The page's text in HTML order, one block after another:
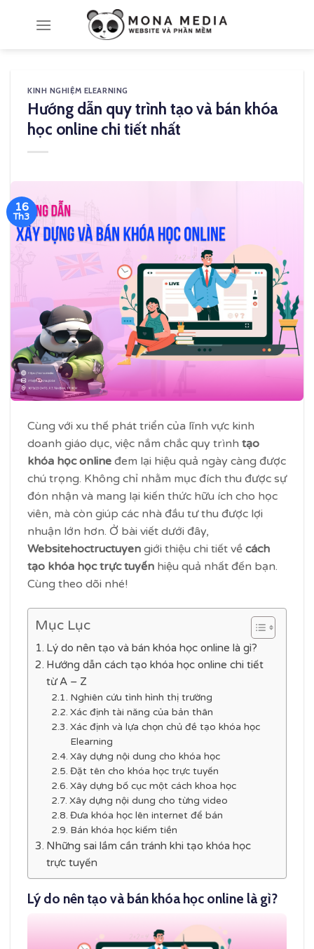
KINH NGHIỆM ELEARNING
Hướng dẫn quy trình tạo và bán khóa
học online chi tiết nhất
16
Th3
Cùng với xu thế phát triển của lĩnh vực kinh
doanh giáo dục, việc nắm chắc quy trình tạo
khóa học online đem lại hiệu quả ngày càng được
chú trọng. Không chỉ nhằm mục đích thu được sự
đón nhận và mang lại kiến thức hữu ích cho học
viên, mà còn giúp các nhà đầu tư thu được lợi
nhuận lớn hơn. Ở bài viết dưới đây,
Websitehoctructuyen giới thiệu chi tiết về cách
tạo khóa học trực tuyến hiệu quả nhất đến bạn.
Cùng theo dõi nhé!
Mục Lục
Lý do nên tạo và bán khóa học online là gì?
Hướng dẫn cách tạo khóa học online chi tiết
từ A – Z
Nghiên cứu tình hình thị trường
Xác định tài năng của bản thân
Xác định và lựa chọn chủ đề tạo khóa học
Elearning
Xây dựng nội dung cho khóa học
Đặt tên cho khóa học trực tuyến
Xây dựng bố cục một cách khoa học
Xây dựng nội dung cho từng video
Đưa khóa học lên internet để bán
Bán khóa học kiếm tiền
Những sai lầm cần tránh khi tạo khóa học
trực tuyến
Lý do nên tạo và bán khóa học online là gì?